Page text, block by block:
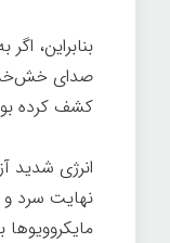
بنابراین،
صدای خش‌خش
کشف کرده
انرژی شدید
نهایت سرد و